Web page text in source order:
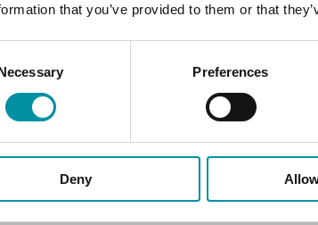
that you’ve provided to them or that
Preferences
Deny
con manopola laterale